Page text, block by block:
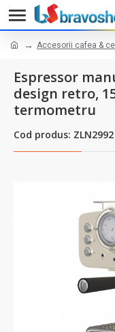
Accesorii cafea &
Espressor
design retro,
termometru
Cod produs: ZLN2992